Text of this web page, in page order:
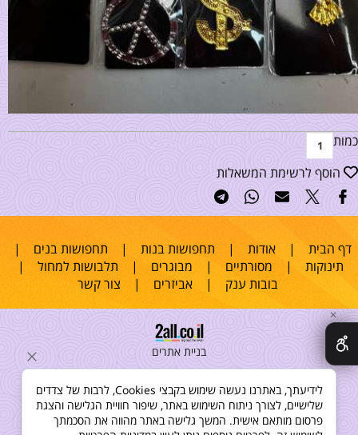
כמות
הוסף לרשימת המשאלות
דף הבית |אודות | תחפושות בנות | תחפושות בנים |
תינוקות | מסורתיים | מבוגרים | תלבושות למחול |
בובות ענק |אביזרים | צור קשר
בניית אתרים
✕
לידיעתך, באתרנו נעשה שימוש בקבצי Cookies, לרבות של צדדים
שלישיים, לצורך ניתוח השימוש באתר, שיפור חוויית הגלישה והצגת
פרסום מותאם אישית. המשך גלישה באתר מהווה את הסכמתך